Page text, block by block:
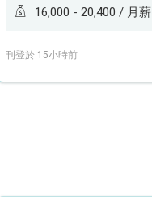
16,000 - 20,400 / 月薪
刊登於 15小時前